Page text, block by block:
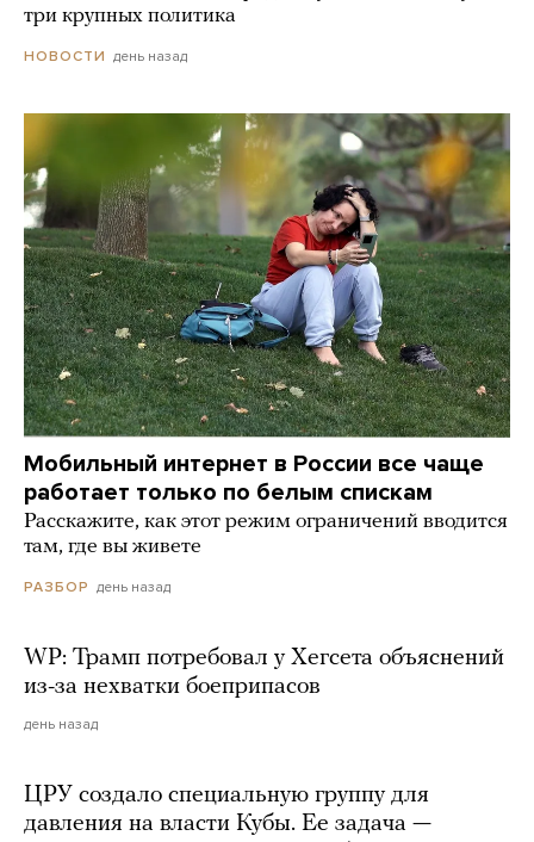
три крупных политика
НОВОСТИ день назад
Мобильный интернет в России все чаще
работает только по белым спискам
Расскажите, как этот режим ограничений вводится
там, где вы живете
РАЗБОР день назад
WP: Трамп потребовал у Хегсета объяснений
из-за нехватки боеприпасов
день назад
ЦРУ создало специальную группу для
давления на власти Кубы. Ее задача —